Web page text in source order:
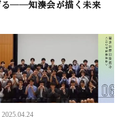
る――知湊会が描く未来
2025.04.24